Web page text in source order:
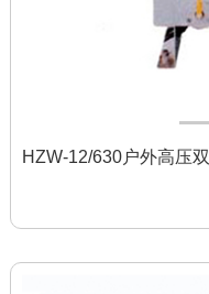
HZW-12/630户外高压